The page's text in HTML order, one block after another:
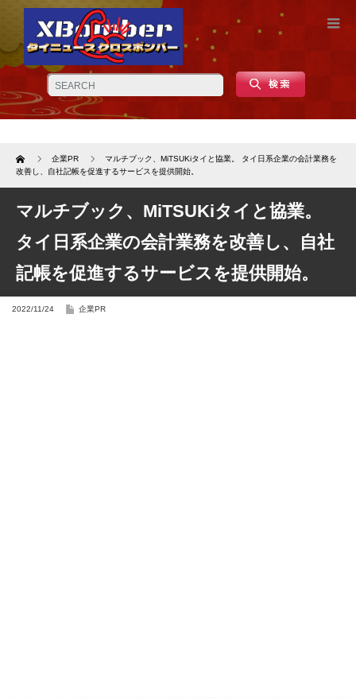
Home 企業PR
マルチブック、MiTSUKiタイと協業。 タイ日系企業の会計業務を
改善し、自社記帳を促進するサービスを提供開始。
マルチブック、MiTSUKiタイと協業。
タイ日系企業の会計業務を改善し、自社
記帳を促進するサービスを提供開始。
2022/11/24 企業PR